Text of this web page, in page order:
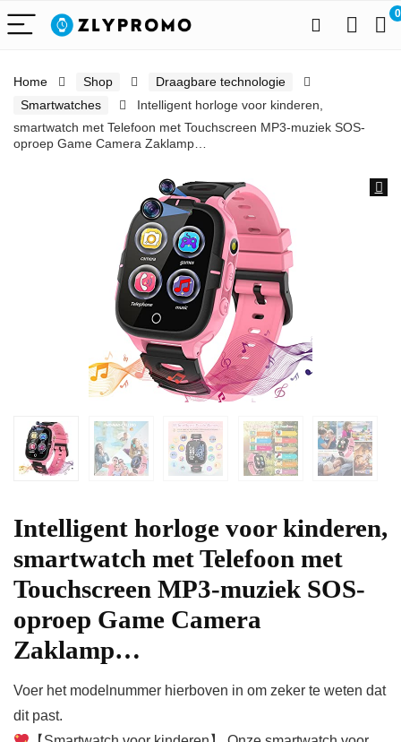
0
Home Shop
Draagbare technologie
Smartwatches
Intelligent horloge voor kinderen,
smartwatch met Telefoon met Touchscreen MP3-muziek SOS-
oproep Game Camera Zaklamp…
Intelligent horloge voor kinderen,
smartwatch met Telefoon met
Touchscreen MP3-muziek SOS-
oproep Game Camera
Zaklamp…
Voer het modelnummer hierboven in om zeker te weten dat
dit past.